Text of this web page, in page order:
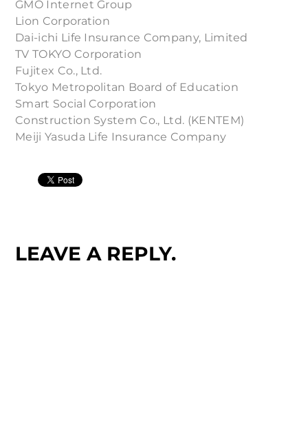
GMO Internet Group
Lion Corporation
Dai-ichi Life Insurance Company, Limited
TV TOKYO Corporation
Fujitex Co., Ltd.
Tokyo Metropolitan Board of Education
Smart Social Corporation
Construction System Co., Ltd. (KENTEM)
Meiji Yasuda Life Insurance Company
LEAVE A REPLY.